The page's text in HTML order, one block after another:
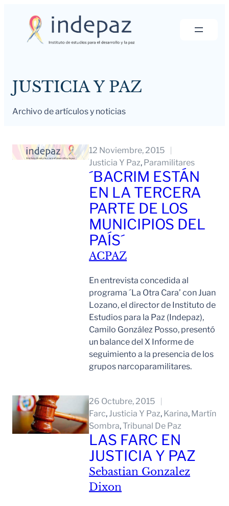
JUSTICIA Y PAZ
Archivo de artículos y noticias
12 Noviembre, 2015
Justicia Y Paz, Paramilitares
´BACRIM ESTÁN
EN LA TERCERA
PARTE DE LOS
MUNICIPIOS DEL
PAÍS´
ACPAZ
En entrevista concedida al
programa ´La Otra Cara’ con Juan
Lozano, el director de Instituto de
Estudios para la Paz (Indepaz),
Camilo González Posso, presentó
un balance del X Informe de
seguimiento a la presencia de los
grupos narcoparamilitares.
26 Octubre, 2015
Farc, Justicia Y Paz, Karina, Martín
Sombra, Tribunal De Paz
LAS FARC EN
JUSTICIA Y PAZ
Sebastian Gonzalez
Dixon